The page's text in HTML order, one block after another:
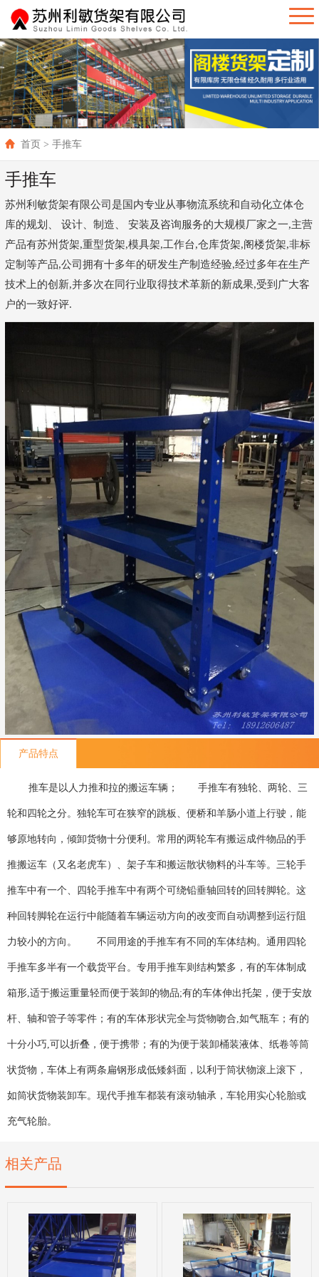
首页 > 手推车
手推车
苏州利敏货架有限公司是国内专业从事物流系统和自动化立体仓
库的规划、 设计、制造、 安装及咨询服务的大规模厂家之一,主营
产品有苏州货架,重型货架,模具架,工作台,仓库货架,阁楼货架,非标
定制等产品,公司拥有十多年的研发生产制造经验,经过多年在生产
技术上的创新,并多次在同行业取得技术革新的新成果,受到广大客
户的一致好评.
产品特点
推车是以人力推和拉的搬运车辆； 手推车有独轮、两轮、三
轮和四轮之分。独轮车可在狭窄的跳板、便桥和羊肠小道上行驶，能
够原地转向，倾卸货物十分便利。常用的两轮车有搬运成件物品的手
推搬运车（又名老虎车）、架子车和搬运散状物料的斗车等。三轮手
推车中有一个、四轮手推车中有两个可绕铅垂轴回转的回转脚轮。这
种回转脚轮在运行中能随着车辆运动方向的改变而自动调整到运行阻
力较小的方向。 不同用途的手推车有不同的车体结构。通用四轮
手推车多半有一个载货平台。专用手推车则结构繁多，有的车体制成
箱形,适于搬运重量轻而便于装卸的物品;有的车体伸出托架，便于安放
杆、轴和管子等零件；有的车体形状完全与货物吻合,如气瓶车；有的
十分小巧,可以折叠，便于携带；有的为便于装卸桶装液体、纸卷等筒
状货物，车体上有两条扁钢形成低矮斜面，以利于筒状物滚上滚下，
如筒状货物装卸车。现代手推车都装有滚动轴承，车轮用实心轮胎或
充气轮胎。
相关产品